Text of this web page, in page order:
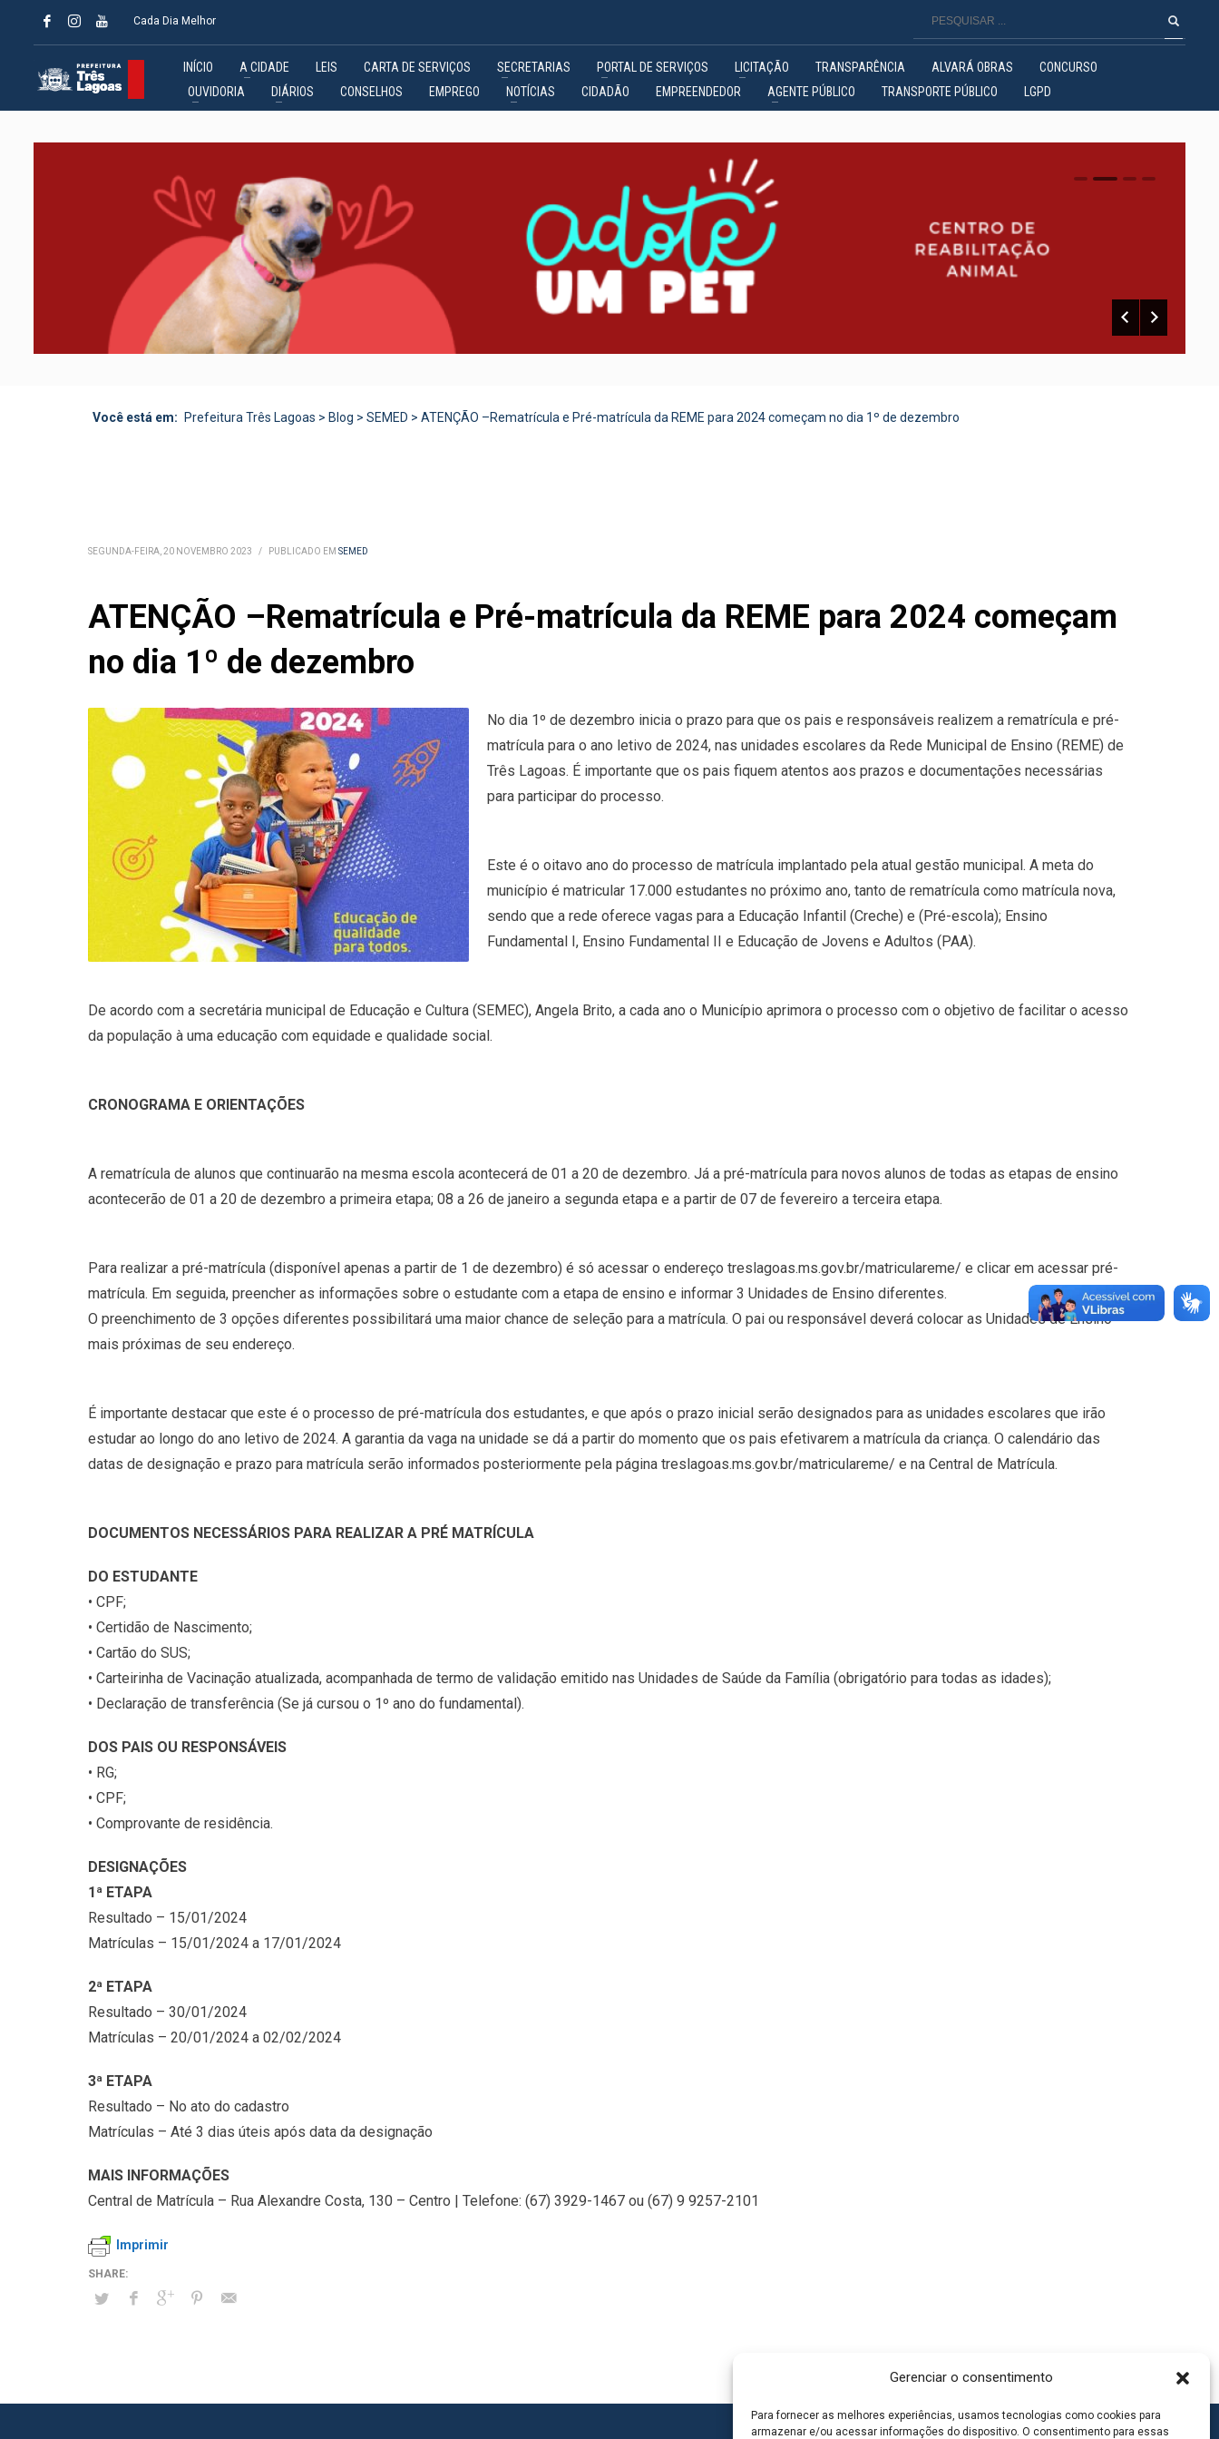
Gerenciar o consentimento
Para fornecer as melhores experiências, usamos tecnologias como cookies para
armazenar e/ou acessar informações do dispositivo. O consentimento para essas
Cada Dia Melhor
INÍCIO A CIDADE LEIS CARTA DE SERVIÇOS SECRETARIAS PORTAL DE SERVIÇOS LICITAÇÃO TRANSPARÊNCIA ALVARÁ OBRAS
CONCURSO
OUVIDORIA
DIÁRIOS CONSELHOS EMPREGO NOTÍCIAS CIDADÃO EMPREENDEDOR AGENTE PÚBLICO TRANSPORTE PÚBLICO LGPD
0 1 2
Você está em: Prefeitura Três Lagoas > Blog > SEMED > ATENÇÃO –Rematrícula e Pré-matrícula da REME para 2024 começam no dia 1º de dezembro
SEGUNDA-FEIRA, 20 NOVEMBRO 2023 / PUBLICADO EM SEMED
ATENÇÃO –Rematrícula e Pré-matrícula da REME para 2024 começam
no dia 1º de dezembro
No dia 1º de dezembro inicia o prazo para que os pais e responsáveis realizem a rematrícula e pré-
matrícula para o ano letivo de 2024, nas unidades escolares da Rede Municipal de Ensino (REME) de
Três Lagoas. É importante que os pais fiquem atentos aos prazos e documentações necessárias
para participar do processo.
Este é o oitavo ano do processo de matrícula implantado pela atual gestão municipal. A meta do
município é matricular 17.000 estudantes no próximo ano, tanto de rematrícula como matrícula nova,
sendo que a rede oferece vagas para a Educação Infantil (Creche) e (Pré-escola); Ensino
Fundamental I, Ensino Fundamental II e Educação de Jovens e Adultos (PAA).
De acordo com a secretária municipal de Educação e Cultura (SEMEC), Angela Brito, a cada ano o Município aprimora o processo com o objetivo de facilitar o acesso
da população à uma educação com equidade e qualidade social.
CRONOGRAMA E ORIENTAÇÕES
A rematrícula de alunos que continuarão na mesma escola acontecerá de 01 a 20 de dezembro. Já a pré-matrícula para novos alunos de todas as etapas de ensino
acontecerão de 01 a 20 de dezembro a primeira etapa; 08 a 26 de janeiro a segunda etapa e a partir de 07 de fevereiro a terceira etapa.
Para realizar a pré-matrícula (disponível apenas a partir de 1 de dezembro) é só acessar o endereço treslagoas.ms.gov.br/matriculareme/ e clicar em acessar pré-
matrícula. Em seguida, preencher as informações sobre o estudante com a etapa de ensino e informar 3 Unidades de Ensino diferentes.
O preenchimento de 3 opções diferentes possibilitará uma maior chance de seleção para a matrícula. O pai ou responsável deverá colocar as Unidades de Ensino
mais próximas de seu endereço.
É importante destacar que este é o processo de pré-matrícula dos estudantes, e que após o prazo inicial serão designados para as unidades escolares que irão
estudar ao longo do ano letivo de 2024. A garantia da vaga na unidade se dá a partir do momento que os pais efetivarem a matrícula da criança. O calendário das
datas de designação e prazo para matrícula serão informados posteriormente pela página treslagoas.ms.gov.br/matriculareme/ e na Central de Matrícula.
DOCUMENTOS NECESSÁRIOS PARA REALIZAR A PRÉ MATRÍCULA
DO ESTUDANTE
• CPF;
• Certidão de Nascimento;
• Cartão do SUS;
• Carteirinha de Vacinação atualizada, acompanhada de termo de validação emitido nas Unidades de Saúde da Família (obrigatório para todas as idades);
• Declaração de transferência (Se já cursou o 1º ano do fundamental).
DOS PAIS OU RESPONSÁVEIS
• RG;
• CPF;
• Comprovante de residência.
DESIGNAÇÕES
1ª ETAPA
Resultado – 15/01/2024
Matrículas – 15/01/2024 a 17/01/2024
2ª ETAPA
Resultado – 30/01/2024
Matrículas – 20/01/2024 a 02/02/2024
3ª ETAPA
Resultado – No ato do cadastro
Matrículas – Até 3 dias úteis após data da designação
MAIS INFORMAÇÕES
Central de Matrícula – Rua Alexandre Costa, 130 – Centro | Telefone: (67) 3929-1467 ou (67) 9 9257-2101
Imprimir